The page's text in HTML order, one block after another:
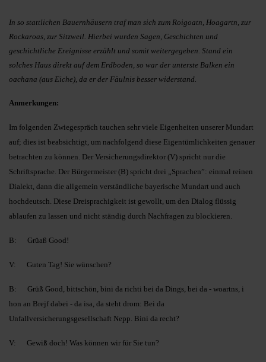
In so stattlichen Bauernhäusern traf man sich zum Roigoatn, Hoagartn, zur
Rockaroas, zur Sitzweil. Hierbei wurden Sagen, Geschichten und
geschichtliche Ereignisse erzählt und somit weitergegeben. Stand ein
solches Haus direkt auf dem Erdboden, so war der unterste Balken ein
oachana (aus Eiche), da er der Fäulnis besser widerstand.
Anmerkungen:
Im folgenden Zwiegespräch tauchen sehr viele Eigenheiten unserer Mundart
auf; dies ist beabsichtigt, um nachfolgend diese Eigentümlichkeiten genauer
betrachten zu können. Der Versicherungsdirektor (V) spricht nur die
Schriftsprache. Der Bürgermeister (B) spricht drei „Sprachen”: einmal reinen
Dialekt, dann die allgemein verständliche bayerische Mundart und auch
hochdeutsch. Diese Dreisprachigkeit ist gewollt, um den Dialog flüssig
ablaufen zu lassen und nicht ständig durch Nachfragen zu blockieren.
B: Grüaß Good!
V: Guten Tag! Sie wünschen?
B: Grüß Good, bittschön, bini da richti bei da Dings, bei da - woartns, i
hon an Brejf dabei - da isa, da steht drom: Bei da
Unfallversicherungsgesellschaft Nepp. Bini da recht?
V: Gewiß doch! Was können wir für Sie tun?